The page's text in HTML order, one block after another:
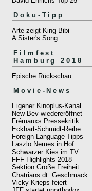
Doku-Tipp
Arte zeigt King Bibi
A Sister's Song
Filmfest
Hamburg 2018
Epische Rückschau
Movie-News
Eigener Kinoplus-Kanal
New Bev wiedereröffnet
Frémauxs Pressekritik
Eckhart-Schmidt-Reihe
Foreign Language Tipps
Laszlo Nemes in Hof
Schwarzer Kies im TV
FFF-Highlights 2018
Sektion Große Freiheit
Chatrians dt. Geschmack
Vicky Krieps feiert